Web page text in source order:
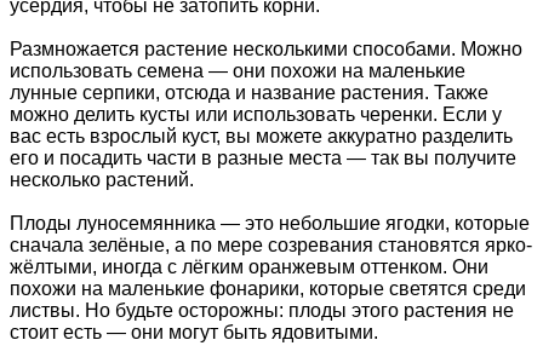
усердия, чтобы не затопить корни.
Размножается растение несколькими способами. Можно
использовать семена — они похожи на маленькие
лунные серпики, отсюда и название растения. Также
можно делить кусты или использовать черенки. Если у
вас есть взрослый куст, вы можете аккуратно разделить
его и посадить части в разные места — так вы получите
несколько растений.
Плоды луносемянника — это небольшие ягодки, которые
сначала зелёные, а по мере созревания становятся ярко-
жёлтыми, иногда с лёгким оранжевым оттенком. Они
похожи на маленькие фонарики, которые светятся среди
листвы. Но будьте осторожны: плоды этого растения не
стоит есть — они могут быть ядовитыми.